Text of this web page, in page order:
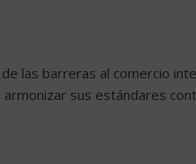
las barreras al comercio
sus estándares